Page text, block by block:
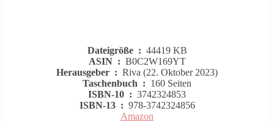
Dateigröße ‏ : ‎ 44419 KB
ASIN ‏ : ‎ B0C2W169YT
Herausgeber ‏ : ‎ Riva (22. Oktober 2023)
Taschenbuch ‏ : ‎ 160 Seiten
ISBN-10 ‏ : ‎ 3742324853
ISBN-13 ‏ : ‎ 978-3742324856
Amazon